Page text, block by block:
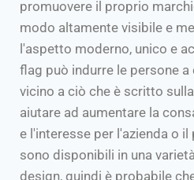
promuovere il proprio
modo altamente visibile e
l'aspetto moderno, unico e
flag può indurre le persone a
vicino a ciò che è scritto
aiutare ad aumentare la
e l'interesse per l'azienda o
sono disponibili in una
design, quindi è probabile